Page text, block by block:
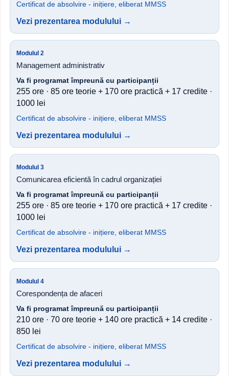
Certificat de absolvire - inițiere, eliberat MMSS
Vezi prezentarea modulului →
Modulul 2
Management administrativ
Va fi programat împreună cu participanții
255 ore · 85 ore teorie + 170 ore practică + 17 credite ·
1000 lei
Certificat de absolvire - inițiere, eliberat MMSS
Vezi prezentarea modulului →
Modulul 3
Comunicarea eficientă în cadrul organizației
Va fi programat împreună cu participanții
255 ore · 85 ore teorie + 170 ore practică + 17 credite ·
1000 lei
Certificat de absolvire - inițiere, eliberat MMSS
Vezi prezentarea modulului →
Modulul 4
Corespondența de afaceri
Va fi programat împreună cu participanții
210 ore · 70 ore teorie + 140 ore practică + 14 credite ·
850 lei
Certificat de absolvire - inițiere, eliberat MMSS
Vezi prezentarea modulului →